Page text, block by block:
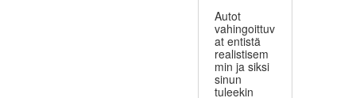
Autot
vahingoittuv
at entistä
realistisem
min ja siksi
sinun
tuleekin